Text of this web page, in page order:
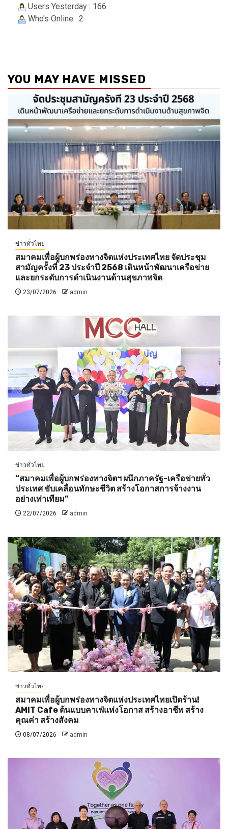
Users Yesterday : 166
Who's Online : 2
YOU MAY HAVE MISSED
ข่าวทั่วไทย
สมาคมเพื่อผู้บกพร่องทางจิตแห่งประเทศไทย จัดประชุม
สามัญครั้งที่ 23 ประจำปี 2568 เดินหน้าพัฒนาเครือข่าย
และยกระดับการดำเนินงานด้านสุขภาพจิต
23/07/2026 admin
ข่าวทั่วไทย
“สมาคมเพื่อผู้บกพร่องทางจิตฯ ผนึกภาครัฐ-เครือข่ายทั่ว
ประเทศ ขับเคลื่อนทักษะชีวิต สร้างโอกาสการจ้างงาน
อย่างเท่าเทียม”
22/07/2026 admin
ข่าวทั่วไทย
สมาคมเพื่อผู้บกพร่องทางจิตแห่งประเทศไทยเปิดร้าน!
AMIT Cafe ต้นแบบคาเฟ่แห่งโอกาส สร้างอาชีพ สร้าง
คุณค่า สร้างสังคม
08/07/2026 admin